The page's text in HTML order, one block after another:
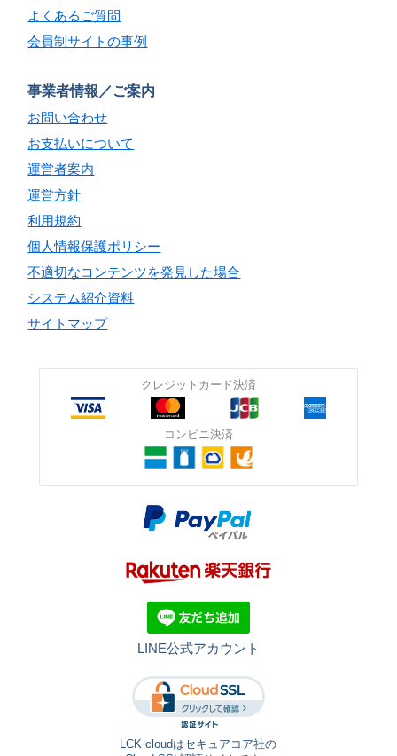
よくあるご質問
会員制サイトの事例
事業者情報／ご案内
お問い合わせ
お支払いについて
運営者案内
運営方針
利用規約
個人情報保護ポリシー
不適切なコンテンツを発見した場合
システム紹介資料
サイトマップ
クレジットカード決済
コンビニ決済
LINE公式アカウント
LCK cloudはセキュアコア社の